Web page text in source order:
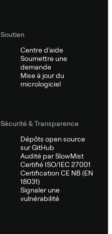
Soutien
Centre d'aide
Soumettre une
demande
Mise à jour du
micrologiciel
Sécurité & Transparence
Dépôts open source
sur GitHub
Audité par SlowMist
Certifié ISO/IEC 27001
Certification CE NB (EN
18031)
Signaler une
vulnérabilité